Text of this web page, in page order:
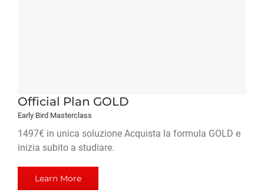
Official Plan GOLD
Early Bird Masterclass
1497€ in unica soluzione Acquista la formula GOLD e
inizia subito a studiare.
Learn More